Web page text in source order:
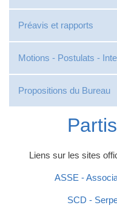
Préavis et rapports
Motions - Postulats -
Propositions du Bureau
Liens sur les sites
ASSE -
SCD -